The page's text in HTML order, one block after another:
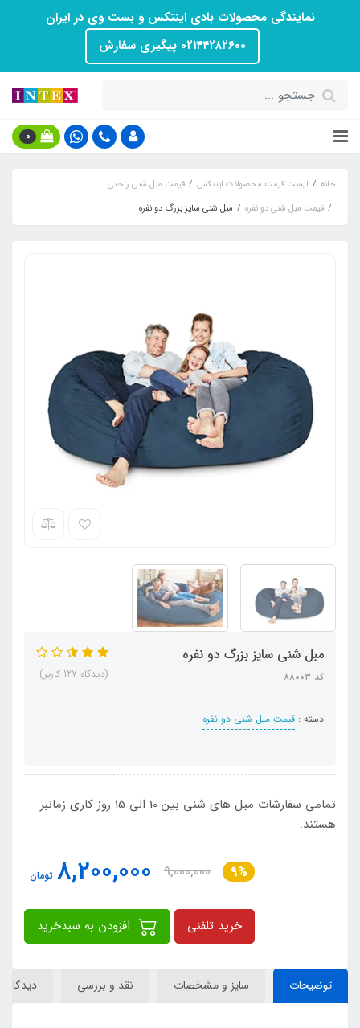
نمایندگی محصولات بادی اینتکس و بست وی در ایران
۰۲۱۴۴۲۸۲۶۰۰ پیگیری سفارش
0
خانه لیست قیمت محصولات اینتکس
قیمت مبل شنی راحتی
قیمت مبل شنی دو نفره
مبل شنی سایز بزرگ دو نفره
مبل شنی سایز بزرگ دو نفره
کد ۸۸۰۰۳
دسته : قیمت مبل شنی دو نفره
(دیدگاه 127 کاربر)
تمامی سفارشات مبل های شنی بین 10 الی 15 روز کاری زمانبر
هستند.
9%
9,000,000
8,200,000 تومان
خرید تلفنی
توضیحات سایز و مشخصات نقد و بررسی